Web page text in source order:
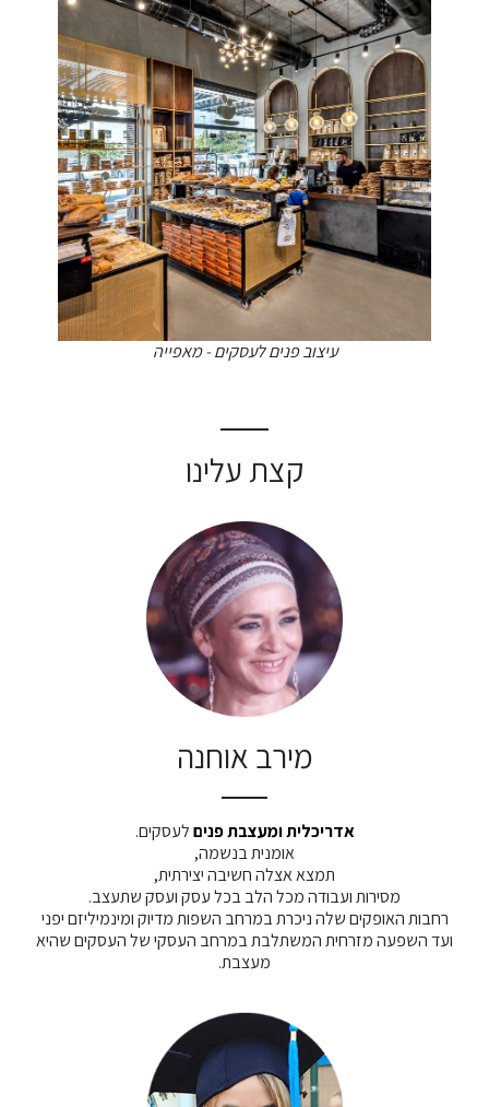
עיצוב פנים לעסקים - מאפייה
קצת עלינו
מירב אוחנה
אדריכלית ומעצבת פניםלעסקים.
אומנית בנשמה,
תמצא אצלה חשיבה יצירתית,
מסירות ועבודה מכל הלב בכל עסק ועסק שתעצב.
רחבות האופקים שלה ניכרת במרחב השפות מדיוק ומינמיליזם יפני
ועד השפעה מזרחית המשתלבת במרחב העסקי של העסקים שהיא
מעצבת.